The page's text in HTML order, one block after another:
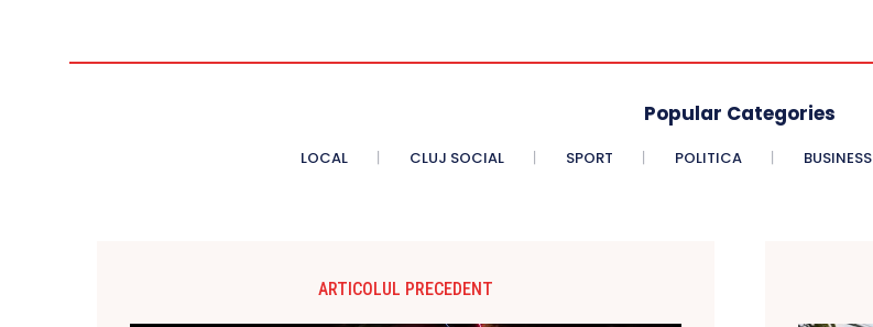
Popular Categories
LOCAL CLUJ SOCIAL SPORT POLITICA BUSINESS
ARTICOLUL PRECEDENT